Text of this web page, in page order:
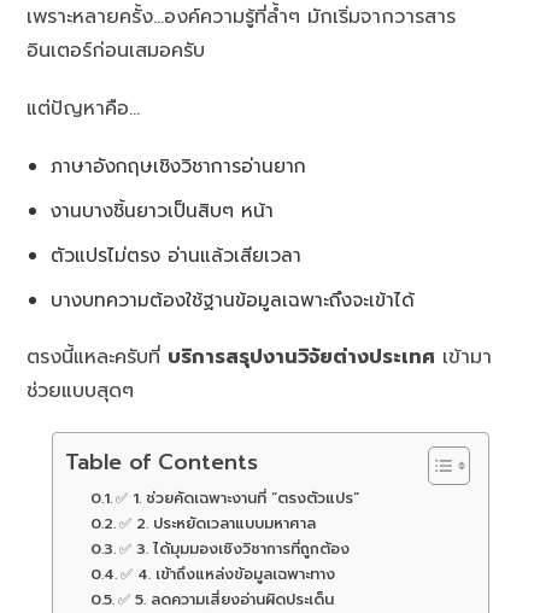
เพราะหลายครั้ง…องค์ความรู้ที่ล้ำๆ มักเริ่มจากวารสาร
อินเตอร์ก่อนเสมอครับ
แต่ปัญหาคือ…
ภาษาอังกฤษเชิงวิชาการอ่านยาก
งานบางชิ้นยาวเป็นสิบๆ หน้า
ตัวแปรไม่ตรง อ่านแล้วเสียเวลา
บางบทความต้องใช้ฐานข้อมูลเฉพาะถึงจะเข้าได้
ตรงนี้แหละครับที่ บริการสรุปงานวิจัยต่างประเทศ เข้ามา
ช่วยแบบสุดๆ
Table of Contents
✅ 1. ช่วยคัดเฉพาะงานที่ “ตรงตัวแปร”
✅ 2. ประหยัดเวลาแบบมหาศาล
✅ 3. ได้มุมมองเชิงวิชาการที่ถูกต้อง
✅ 4. เข้าถึงแหล่งข้อมูลเฉพาะทาง
✅ 5. ลดความเสี่ยงอ่านผิดประเด็น